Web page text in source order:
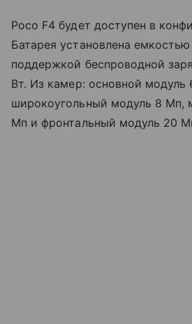
Poco F4 будет доступен в
Батарея установлена
поддержкой беспроводной
Вт. Из камер: основной модуль
широкоугольный модуль 8 Мп,
Мп и фронтальный модуль 20